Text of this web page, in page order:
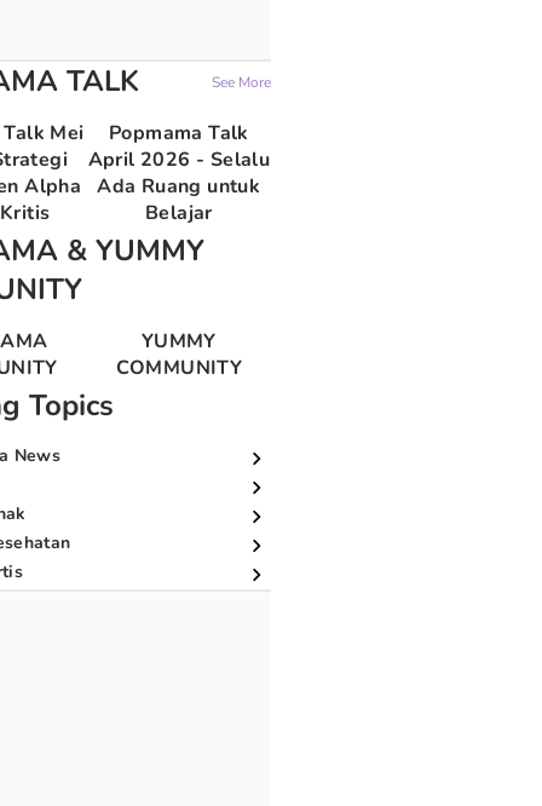
TALK See More
Mei
Alpha
Popmama Talk
April 2026 - Selalu
Ada Ruang untuk
Belajar
& YUMMY
YUMMY
COMMUNITY
Topics
News